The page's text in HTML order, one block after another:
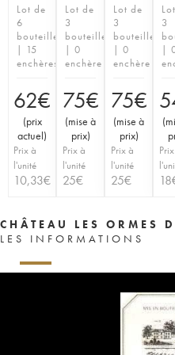
Lot de
6
bouteilles
| 15
enchères
62€
(prix
actuel)
Prix à
l'unité
10,33€
Lot de
3
bouteilles
| 0
enchère
75€
(mise à
prix)
Prix à
l'unité
25€
Lot de
3
bouteilles
| 0
enchère
75€
(mise à
prix)
Prix à
l'unité
25€
3
|
(
18
CHÂTEAU LES ORMES
LES INFORMATIONS